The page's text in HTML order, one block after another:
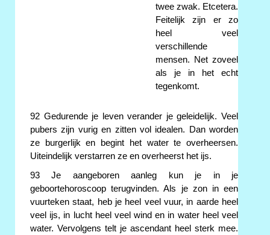
twee zwak. Etcetera.
Feitelijk zijn er zo
heel veel
verschillende
mensen. Net zoveel
als je in het echt
tegenkomt.
92 Gedurende je leven verander je geleidelijk. Veel
pubers zijn vurig en zitten vol idealen. Dan worden
ze burgerlijk en begint het water te overheersen.
Uiteindelijk verstarren ze en overheerst het ijs.
93 Je aangeboren aanleg kun je in je
geboortehoroscoop terugvinden. Als je zon in een
vuurteken staat, heb je heel veel vuur, in aarde heel
veel ijs, in lucht heel veel wind en in water heel veel
water. Vervolgens telt je ascendant heel sterk mee.